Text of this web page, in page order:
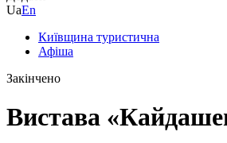
UaEn
Київщина туристична
Афіша
Закінчено
Вистава